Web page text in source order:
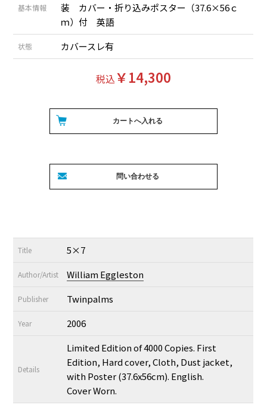
基本情報
装 カバー・折り込みポスター（37.6×56ｃ
ｍ）付 英語
状態 カバースレ有
税込￥14,300
Title 5×7
Author/Artist William Eggleston
Publisher Twinpalms
Year 2006
Details
Limited Edition of 4000 Copies. First
Edition, Hard cover, Cloth, Dust jacket,
with Poster (37.6x56cm). English.
Cover Worn.